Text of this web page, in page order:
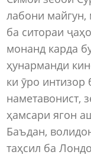
лабони
ба ситораи
монанд карда
ҳунарманди
ки ӯро интизор
наметавонист,
ҳамсари ягон
Баъдан,
таҳсил ба